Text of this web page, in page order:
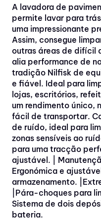
A lavadora de
permite lavar para
uma impressionante
Assim, consegue
outras áreas de difícil
alia performance de
tradição Nilfisk de
e fiável. Ideal para
lojas, escritórios,
um rendimento único,
fácil de transportar.
de ruído, ideal para
zonas sensíveis ao
para uma tracção
ajustável. |
Ergonómica e
armazenamento.
|Pára-choques para
Sistema de dois
bateria.